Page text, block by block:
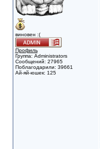
виновен :(
Профиль
Группа: Administrators
Сообщений: 27965
Поблагодарили: 39661
Ай-яй-юшек: 125